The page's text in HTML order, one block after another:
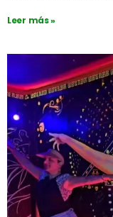
Leer más »